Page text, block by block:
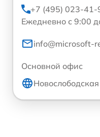
+7 (495) 023-41-
Ежедневно с 9:00
info@microsoft-
Основной офис